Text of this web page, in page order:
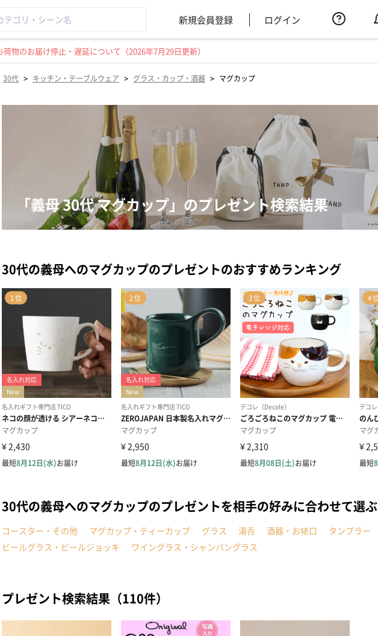
新規会員登録 ログイン
物のお届け停止・遅延について（2026年7月29日更新）
30代 > キッチン・テーブルウェア > グラス・カップ・酒器 > マグカップ
「義母 30代 マグカップ」のプレゼント検索結果
30代の義母へのマグカップのプレゼントのおすすめランキング
30代の義母へのマグカップのプレゼントを相手の好みに合わせて選ぶ
コースター・その他 マグカップ・ティーカップ グラス 湯呑 酒器・お猪口
タンブラー
ビールグラス・ビールジョッキ
ワイングラス・シャンパングラス
プレゼント検索結果（110件）